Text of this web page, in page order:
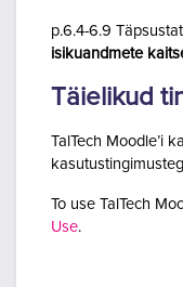
p.6.4-6.9
isikuandmete
Täielikud
TalTech Moodle’i
To use TalTech
Use.